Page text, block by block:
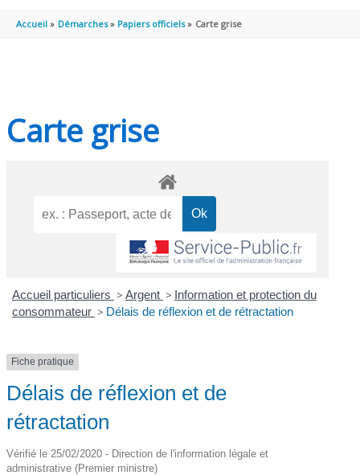
PRINCIPAL
Accueil Démarches Papiers officiels Carte grise
Carte grise
Accueil particuliers > Argent > Information et protection du
consommateur > Délais de réflexion et de rétractation
Fiche pratique
Délais de réflexion et de
rétractation
Vérifié le 25/02/2020 - Direction de l'information légale et
administrative (Premier ministre)